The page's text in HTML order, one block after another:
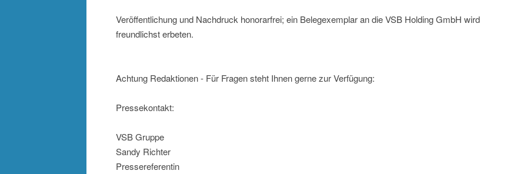
Veröffentlichung und Nachdruck honorarfrei; ein Belegexemplar an die VSB Holding GmbH wird
freundlichst erbeten.
Achtung Redaktionen - Für Fragen steht Ihnen gerne zur Verfügung:
Pressekontakt:
VSB Gruppe
Sandy Richter
Pressereferentin